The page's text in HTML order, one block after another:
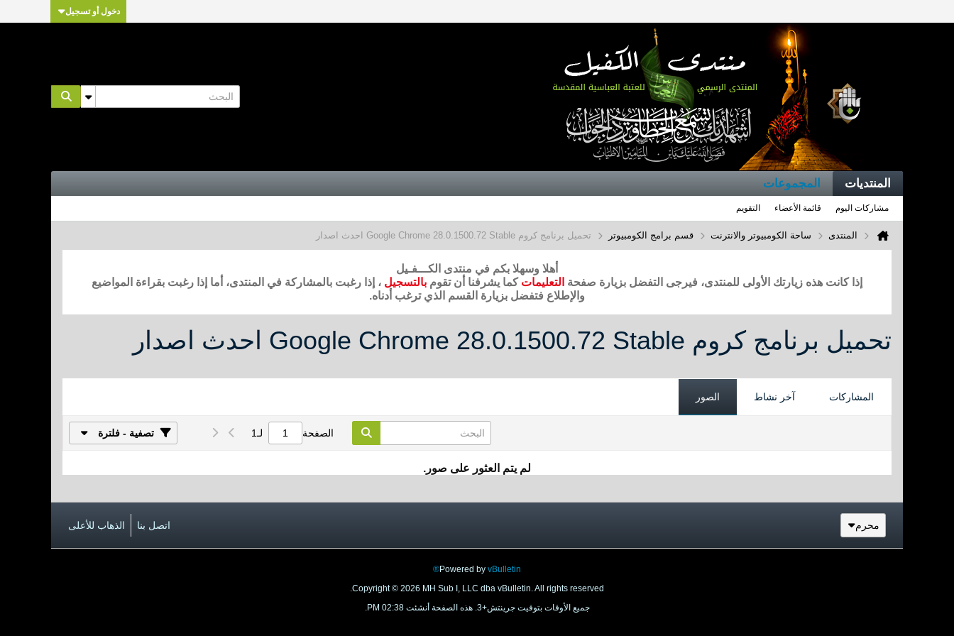
دخول أو تسجيل
المنتديات المجموعات
مشاركات اليوم قائمة الأعضاء التقويم
المنتدى ساحة الكومبيوتر والانترنت قسم برامج الكومبيوتر تحميل برنامج كروم Google Chrome 28.0.1500.72 Stable احدث اصدار
أهلا وسهلا بكم في منتدى الكـــفـيل
إذا كانت هذه زيارتك الأولى للمنتدى، فيرجى التفضل بزيارة صفحة التعليمات كما يشرفنا أن تقوم بالتسجيل ، إذا رغبت بالمشاركة في المنتدى، أما إذا رغبت بقراءة المواضيع
والإطلاع فتفضل بزيارة القسم الذي ترغب أدناه.
تحميل برنامج كروم Google Chrome 28.0.1500.72 Stable احدث اصدار
المشاركات آخر نشاط الصور
الصفحة لـ1 تصفية - فلترة
لم يتم العثور على صور.
محرم اتصل بنا الذهاب للأعلى
Powered by vBulletin®
Copyright © 2026 MH Sub I, LLC dba vBulletin. All rights reserved.
جميع الأوقات بتوقيت جرينتش+3. هذه الصفحة أنشئت 02:38 PM.